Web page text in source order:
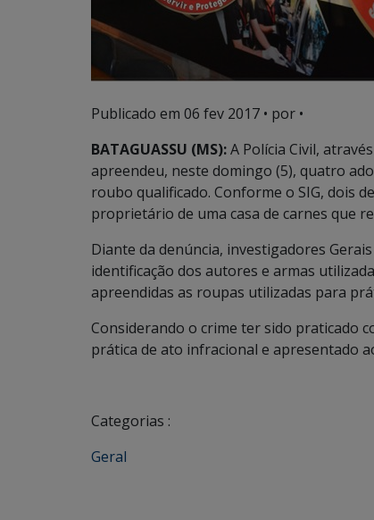
Publicado em 06 fev 2017 • por •
BATAGUASSU (MS):A Polícia Civil,
apreendeu, neste domingo (5), quatro
roubo qualificado. Conforme o SIG, dois
proprietário de uma casa de carnes que
Diante da denúncia, investigadores
identificação dos autores e armas
apreendidas as roupas utilizadas para
Considerando o crime ter sido praticado
prática de ato infracional e apresentado
Categorias :
Geral